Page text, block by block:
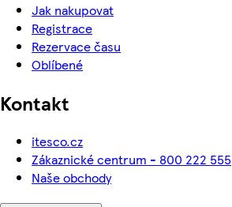
Jak nakupovat
Registrace
Rezervace času
Oblíbené
Kontakt
itesco.cz
Zákaznické centrum - 800 222 555
Naše obchody